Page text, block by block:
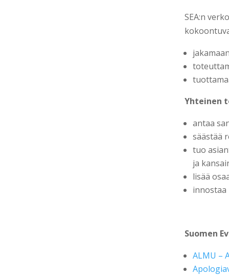
SEA:n
Yhteinen
antaa
säästää
tuo
ja
lisää
innostaa
Suomen
ALMU –